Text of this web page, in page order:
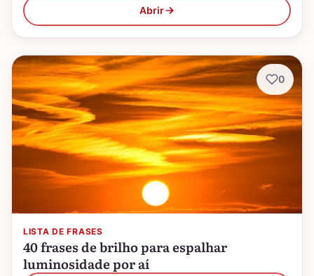
Abrir
LISTA DE FRASES
40 frases de brilho para espalhar
luminosidade por aí
0